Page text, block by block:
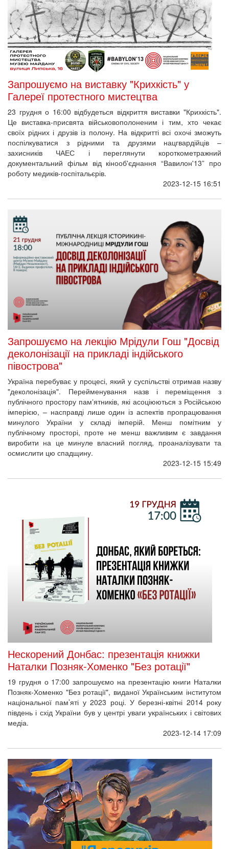
Запрошуємо на виставку "Крихкість" у
Галереї протестного мистецтва
23 грудня о 16:00 відбудеться відкриття виставки "Крихкість".
Це виставка-присвята військовополоненим і тим, хто чекає
своїх рідних і друзів із полону. На відкритті всі охочі зможуть
поспілкуватися з рідними та друзями нацгвардійців –
захисників ЧАЕС і переглянути короткометражний
документальний фільм від кінооб'єднання “Вавилон'13” про
роботу медиків-госпітальєрів.
2023-12-15 16:51
Запрошуємо на лекцію Мрідули Гош "Досвід
деколонізації на прикладі індійського
півострова"
Україна перебуває у процесі, який у суспільстві отримав назву
"деколонізація". Перейменування назв і переміщення з
публічного простору памʼятників, які асоціюються з Російською
імперією, – насправді лише один із аспектів пропрацювання
минулого України у складі імперій. Менш помітним у
публічному просторі, проте не менш важливим є завдання
виробити на це минуле власний погляд, проаналізувати та
осмислити цю спадщину.
2023-12-15 15:49
Нескорений Донбас: презентація книжки
Наталки Позняк-Хоменко "Без ротації"
19 грудня о 17:00 запрошуємо на презентацію книги Наталки
Позняк-Хоменко "Без ротації", виданої Українським інститутом
національної пам’яті у 2023 році. У березні-квітні 2014 року
південь і схід України був у центрі уваги українських і світових
медіа.
2023-12-14 17:09